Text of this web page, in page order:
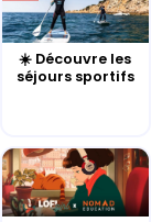
☀️ Découvre les
séjours sportifs